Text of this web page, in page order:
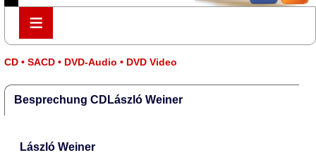
≡
≡
CD • SACD • DVD-Audio • DVD Video
Besprechung CDLászló Weiner
László Weiner